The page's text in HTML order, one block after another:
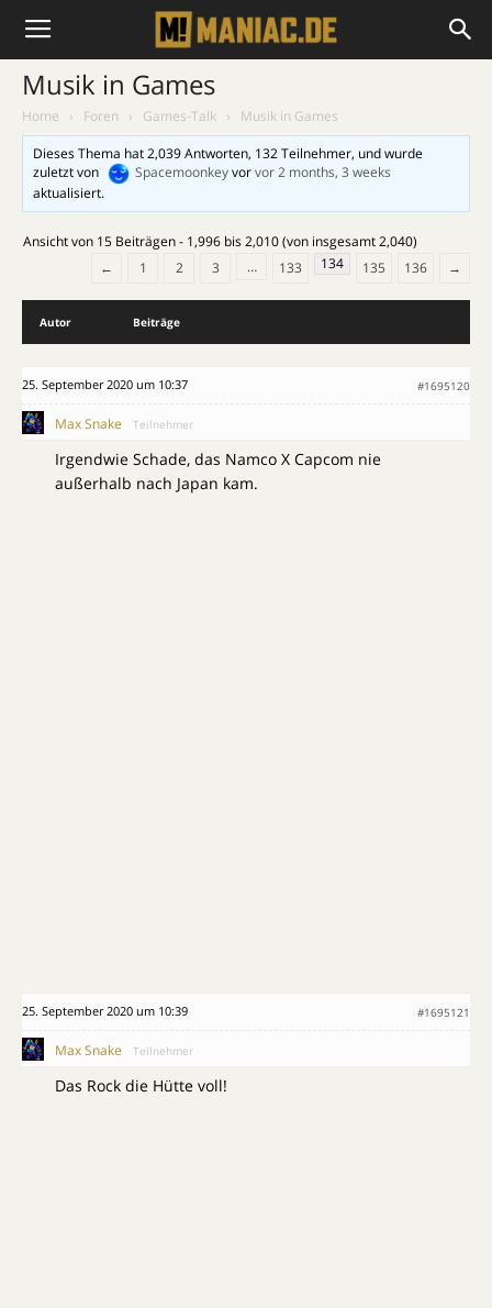
Musik in Games
Home › Foren › Games-Talk ›
Musik in Games
Dieses Thema hat 2,039 Antworten, 132 Teilnehmer, und wurde
zuletzt von
Spacemoonkeyvorvor 2 months, 3 weeks
aktualisiert.
Ansicht von 15 Beiträgen - 1,996 bis 2,010 (von insgesamt 2,040)
←
1 2 3 … 133 134 135 136 →
Autor Beiträge
25. September 2020 um 10:37 #1695120
Max Snake Teilnehmer
Irgendwie Schade, das Namco X Capcom nie
außerhalb nach Japan kam.
25. September 2020 um 10:39 #1695121
Max Snake Teilnehmer
Das Rock die Hütte voll!